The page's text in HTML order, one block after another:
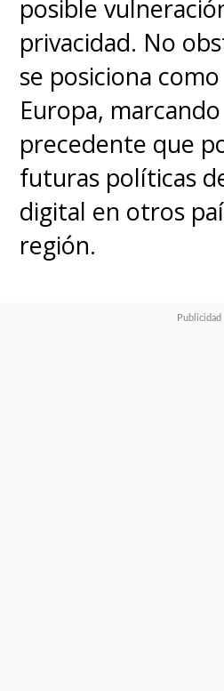
posible
privacidad. No
se posiciona
Europa,
precedente que
futuras políticas
digital en otros
región.